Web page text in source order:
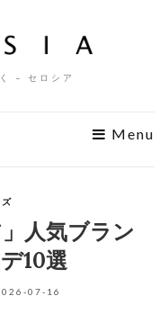
– セロシア
Menu
ズ
人気ブラン
10選
07-16